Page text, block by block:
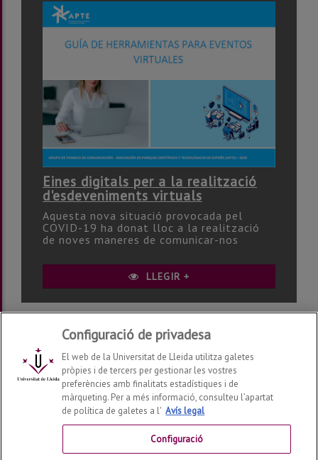
Eines digitals per a la realització
d'esdeveniments virtuals
Aquesta nova situació provocada pel
COVID-19 ha donat lloc a la realització
de noves maneres de comunicar-nos
LLEGIR +
Qui som?
lletres.noticiesdelleida@udl.cat
Universitat de Lleida
Grau en Comunicació i Periodisme Audiovisuals
Configuració de privadesa
El web de la Universitat de Lleida utilitza galetes
pròpies i de tercers per gestionar les vostres
preferències amb finalitats estadístiques i de
màrqueting. Per a més informació, consulteu l’apartat
de política de galetes a l' Avís legal
Configuració